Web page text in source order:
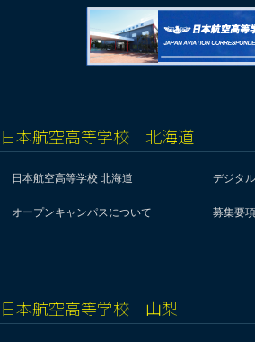
日本航空高等学校 北海道
日本航空高等学校 北海道 デジタ
オープンキャンパスについて 募集要
日本航空高等学校 山梨